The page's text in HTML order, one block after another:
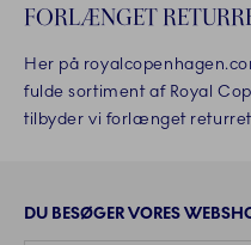
FORLÆNGET
Her på
fulde sortiment af Royal
tilbyder vi forlænget
DU BESØGER VORES